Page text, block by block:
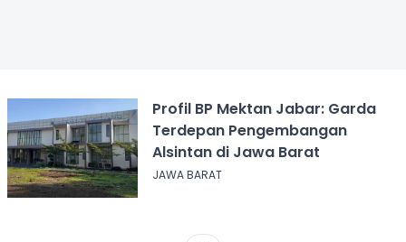
Profil BP Mektan Jabar: Garda
Terdepan Pengembangan
Alsintan di Jawa Barat
JAWA BARAT